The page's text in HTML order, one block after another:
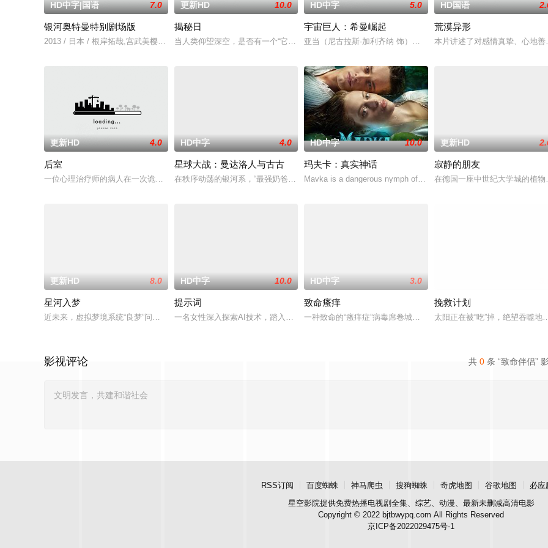
HD中字|国语 7.0
银河奥特曼特别剧场版
2013 / 日本 / 根岸拓哉,宫武美樱,大野瑞生,云母,草川拓弥,木野花,津川雅彦,宇野祥平,石丸博也,桥本达也,关智一,杉田智和
更新HD 10.0
揭秘日
当人类仰望深空，是否有一个“它”也正在对望？一场关于外星文明的全球“揭秘”，即将颠覆人类认知。而这
HD中字 5.0
宇宙巨人：希曼崛起
亚当（尼古拉斯·加利齐纳 饰）在神秘圣剑的召唤下，尘封十五年
HD国语
荒漠异形
本片讲述了对感情真挚、心地
更新HD 4.0
后室
一位心理治疗师的病人在一次诡异的事故中“切入”（No-clip）到了一个超越现实的奇异维度。为了带回病人，这位治疗师不得不亲自踏入那片无
HD中字 4.0
星球大战：曼达洛人与古古
在秩序动荡的银河系，“最强奶爸”丁·贾伦与“银河系萌娃”古古这对非血缘父子并肩登场。冷峻坚毅的赏金
HD中字 10.0
玛夫卡：真实神话
Mavka is a dangerous nymph of the forest lake that lure people into
更新HD
寂静的朋友
在德国一座中世纪大学城的植
更新HD 8.0
星河入梦
近未来，虚拟梦境系统“良梦”问世，人们可以在自己定制的梦境中随时“圆梦”，轻松“躺赢”。然而，一场由“梦”引发的危机悄然而至，“良梦”管理员
HD中字 10.0
提示词
一名女性深入探索AI技术，踏入了一个充满感官诱惑的虚拟领域。她在虚拟世界中释放欲望与幻想，与AI
HD中字 3.0
致命瘙痒
一种致命的“瘙痒症”病毒席卷城市，感染者会陷入疯狂抓挠直至自
挽救计划
太阳正在被“吃”掉，绝望吞噬
共 0 条 “致命伴侣”
影视评论
RSS订阅 百度蜘蛛 神马爬虫 搜狗蜘蛛 奇虎地图 谷歌地图
必应
星空影院提供免费热播电视剧全集、综艺、动漫、最新未删减高清电影
Copyright © 2022 bjtbwypq.com All Rights Reserved
京ICP备2022029475号-1